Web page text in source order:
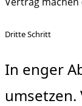
Dritte Schritt
In enger